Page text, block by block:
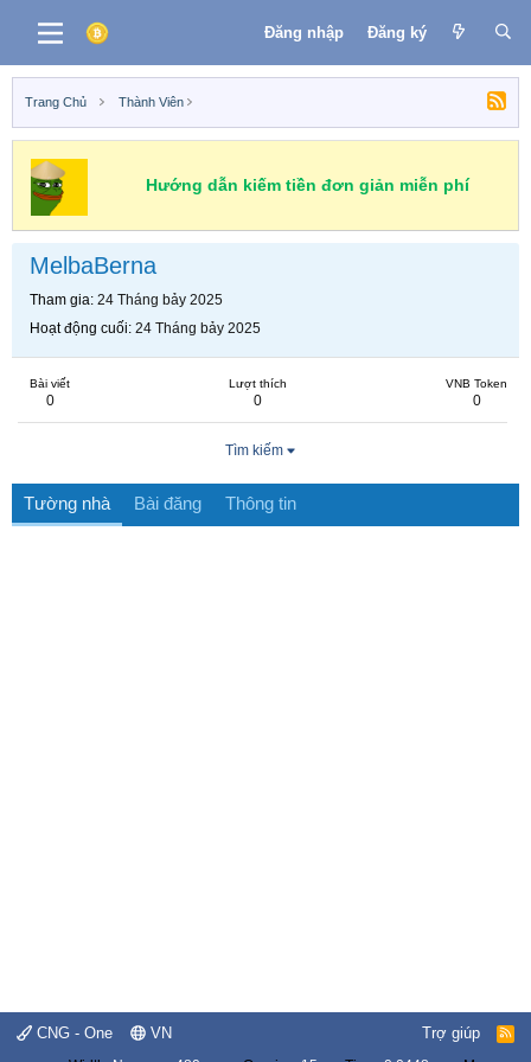
Đăng nhập Đăng ký
Trang Chủ Thành Viên
Hướng dẫn kiếm tiền đơn giản miễn phí
MelbaBerna
Tham gia 24 Tháng bảy 2025
Hoạt động cuối 24 Tháng bảy 2025
Bài viết
0
Lượt thích
0
VNB Token
0
Tìm kiếm
Tường nhà Bài đăng Thông tin
CNG - One VN Trợ giúp
R